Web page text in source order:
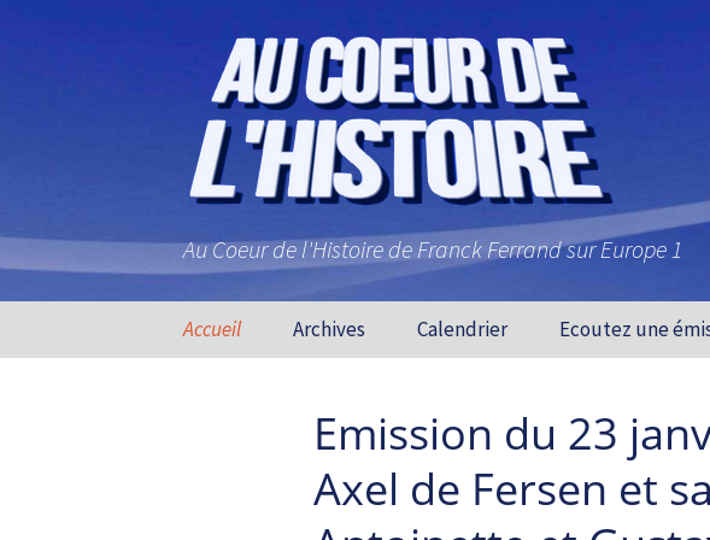
Au Coeur de l'Histoire de Franck Ferrand sur Europe 1
Aller au contenu principal
Accueil Archives Calendrier Ecoutez une
Emission du 23
Axel de Fersen et